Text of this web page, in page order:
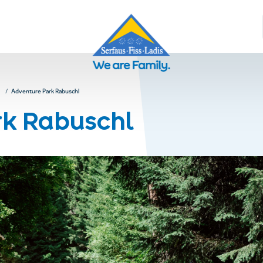
Adventure Park Rabuschl
Rabuschl